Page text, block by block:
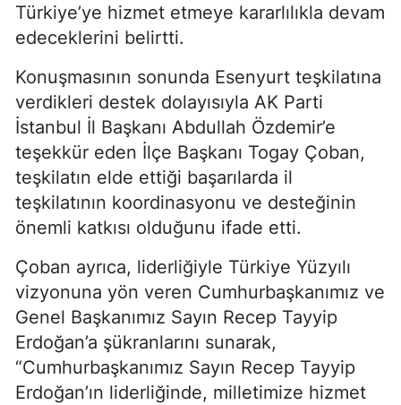
Türkiye’ye hizmet etmeye kararlılıkla devam
edeceklerini belirtti.
Konuşmasının sonunda Esenyurt teşkilatına
verdikleri destek dolayısıyla AK Parti
İstanbul İl Başkanı Abdullah Özdemir’e
teşekkür eden İlçe Başkanı Togay Çoban,
teşkilatın elde ettiği başarılarda il
teşkilatının koordinasyonu ve desteğinin
önemli katkısı olduğunu ifade etti.
Çoban ayrıca, liderliğiyle Türkiye Yüzyılı
vizyonuna yön veren Cumhurbaşkanımız ve
Genel Başkanımız Sayın Recep Tayyip
Erdoğan’a şükranlarını sunarak,
“Cumhurbaşkanımız Sayın Recep Tayyip
Erdoğan’ın liderliğinde, milletimize hizmet